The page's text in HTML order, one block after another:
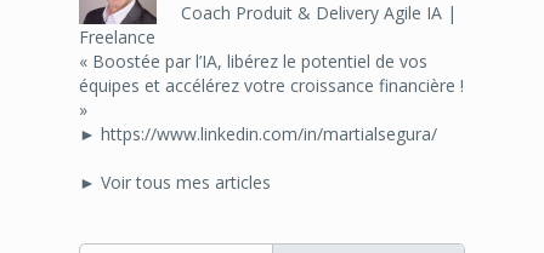
Coach Produit & Delivery Agile IA |
Freelance
« Boostée par l’IA, libérez le potentiel de vos
équipes et accélérez votre croissance financière !
»
► https://www.linkedin.com/in/martialsegura/
► Voir tous mes articles